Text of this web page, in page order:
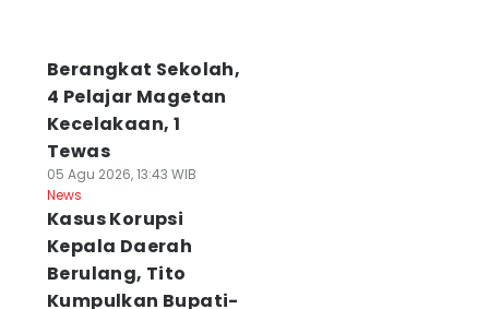
2 Pendaki
Gunung Piramid
Video Demo Lama
Viral Lagi, Ada
Berangkat Sekolah,
4 Pelajar Magetan
Kecelakaan, 1
Tewas
05 Agu 2026, 13:43 WIB
News
Kasus Korupsi
Kepala Daerah
Berulang, Tito
Kumpulkan Bupati-